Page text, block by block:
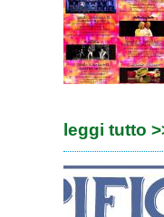
leggi tutto